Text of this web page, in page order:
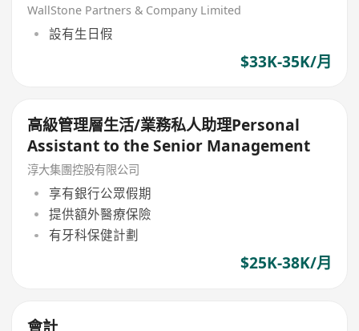
WallStone Partners & Company Limited
設有生日假
$33K-35K/月
高級管理層生活/業務私人助理Personal
Assistant to the Senior Management
淳大集團控股有限公司
享有銀行公眾假期
提供額外醫療保險
有牙科保健計劃
$25K-38K/月